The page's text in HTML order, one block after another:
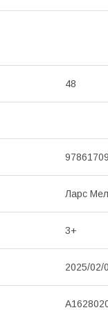
48
Ларс
3+
2025/02/